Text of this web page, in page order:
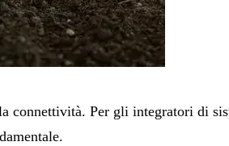
connettività. Per gli integratori di